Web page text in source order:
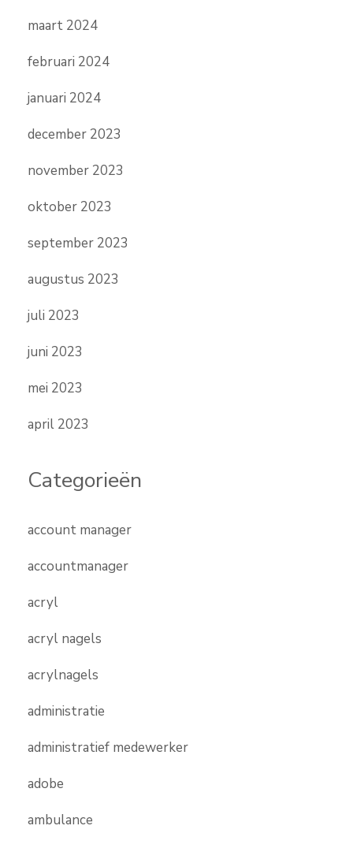
maart 2024
februari 2024
januari 2024
december 2023
november 2023
oktober 2023
september 2023
augustus 2023
juli 2023
juni 2023
mei 2023
april 2023
Categorieën
account manager
accountmanager
acryl
acryl nagels
acrylnagels
administratie
administratief medewerker
adobe
ambulance